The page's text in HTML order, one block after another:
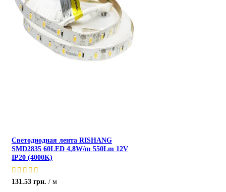
Светодиодная лента RISHANG
SMD2835 60LED 4,8W/m 550Lm 12V
IP20 (4000K)
131.53 грн.
м